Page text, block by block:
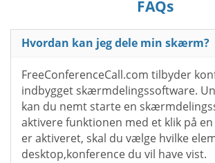
FAQs
Hvordan kan jeg dele min skærm?
FreeConferenceCall.com tilbyder
indbygget skærmdelingssoftware.
kan du nemt starte en
aktivere funktionen med et klik på
er aktiveret, skal du vælge hvilke
desktop,konference du vil have vist.